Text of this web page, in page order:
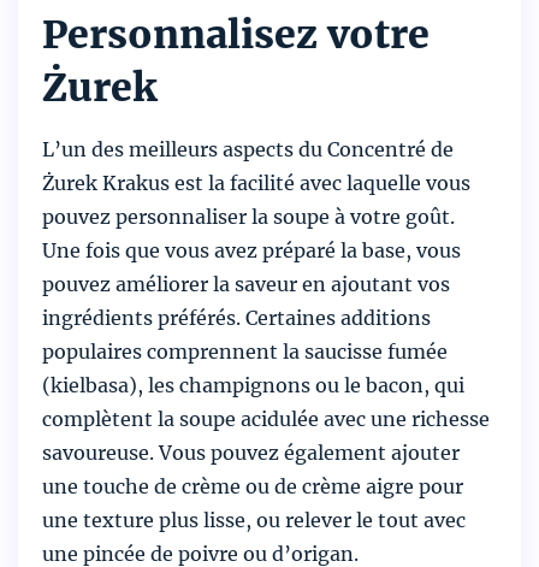
Personnalisez votre
Żurek
L’un des meilleurs aspects du Concentré de
Żurek Krakus est la facilité avec laquelle vous
pouvez personnaliser la soupe à votre goût.
Une fois que vous avez préparé la base, vous
pouvez améliorer la saveur en ajoutant vos
ingrédients préférés. Certaines additions
populaires comprennent la saucisse fumée
(kielbasa), les champignons ou le bacon, qui
complètent la soupe acidulée avec une richesse
savoureuse. Vous pouvez également ajouter
une touche de crème ou de crème aigre pour
une texture plus lisse, ou relever le tout avec
une pincée de poivre ou d’origan.